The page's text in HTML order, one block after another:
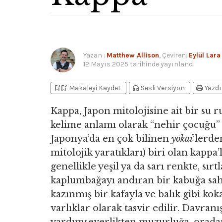
Yazan : Matthew Allison, Çeviren: Eylül
12 Mayıs 2025 tarihinde yayınlandı
bookmark_addbookmark_added Makaleyi Kaydet headphones Sesli Versiyon print
Kappa, Japon mitolojisine ait bir su
kelime anlamı olarak “nehir
Japonya’da en çok bilinen yōkai
mitolojik yaratıkları) biri olan
genellikle yeşil ya da sarı renkte,
kaplumbağayı andıran bir kabuğa
kazınmış bir kafayla ve balık gibi
varlıklar olarak tasvir edilir.